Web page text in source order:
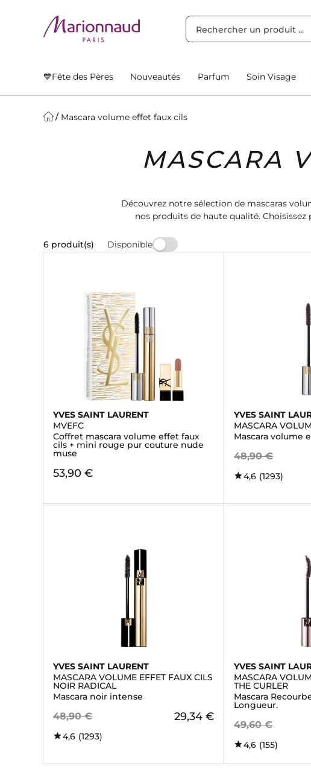
💙Fête des Pères Nouveautés Parfum Soin Visage
Mascara volume effet faux cils
MASCARA
Découvrez notre sélection de mascaras
nos produits de haute qualité.
6 produit(s) Disponible
YVES SAINT LAURENT
MVEFC
Coffret mascara volume effet faux
cils + mini rouge pur couture nude
muse
53,90 €
YVES SAINT
MASCARA
Mascara volume
48,90 €
4,6 (1293)
YVES SAINT LAURENT
MASCARA VOLUME EFFET FAUX CILS
NOIR RADICAL
Mascara noir intense
48,90 € 29,34 €
4,6 (1293)
YVES SAINT
MASCARA
THE CURLER
Mascara
Longueur.
49,60 €
4,6 (155)